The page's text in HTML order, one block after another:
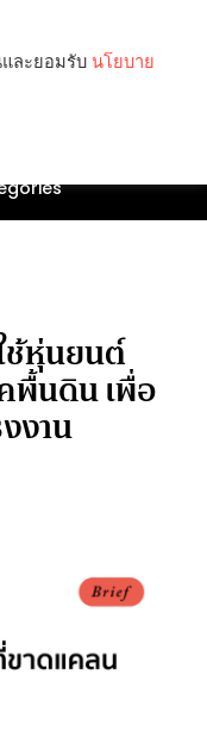
ช้หุ่นยนต์
พื้นดิน เพื่อ
งาน
และยอมรับ นโยบาย